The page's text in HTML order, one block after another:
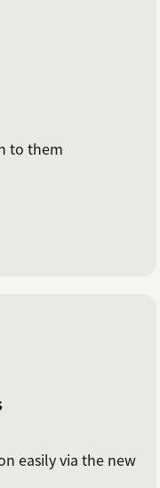
to them
easily via the new